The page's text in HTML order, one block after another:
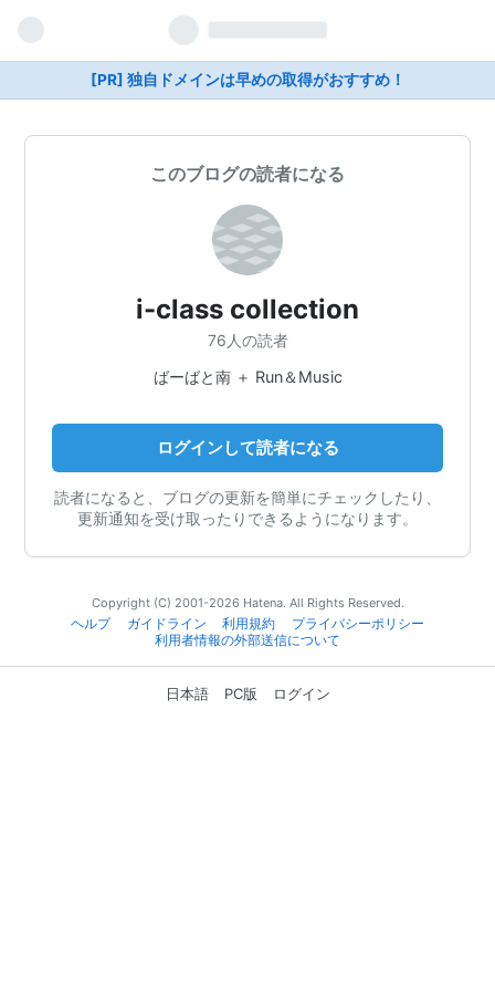
[PR] 独自ドメインは早めの取得がおすすめ！
このブログの読者になる
i-class collection
76人の読者
ばーばと南 ＋ Run＆Music
ログインして読者になる
読者になると、ブログの更新を簡単にチェックしたり、
更新通知を受け取ったりできるようになります。
Copyright (C) 2001-2026 Hatena. All Rights Reserved.
ヘルプ
ガイドライン 利用規約
プライバシーポリシー
利用者情報の外部送信について
日本語 PC版 ログイン